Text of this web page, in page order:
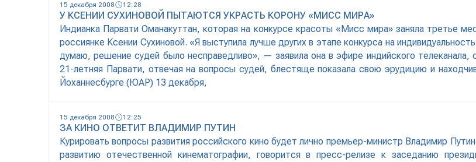
15 декабря 2008 12:28
У КСЕНИИ СУХИНОВОЙ ПЫТАЮТСЯ УКРАСТЬ КОРОНУ «МИСС МИРА»
Индианка Парвати Оманакуттан, которая на конкурсе красоты «Мисс мира» заняла третье
россиянке Ксении Сухиновой. «Я выступила лучше других в этапе конкурса на
думаю, решение судей было несправедливо», — заявила она в эфире индийского
21-летняя Парвати, отвечая на вопросы судей, блестяще показала свою эрудицию и
Йоханнесбурге (ЮАР) 13 декабря,
15 декабря 2008 12:25
ЗА КИНО ОТВЕТИТ ВЛАДИМИР ПУТИН
Курировать вопросы развития российского кино будет лично премьер-министр Владимир
развитию отечественной кинематографии, говорится в пресс-релизе к заседанию